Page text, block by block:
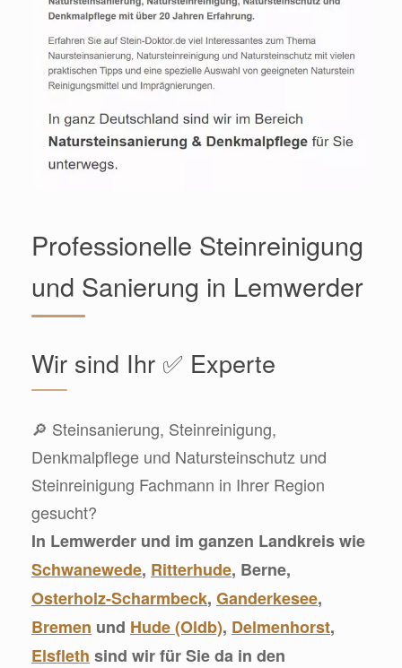
Professionelle Steinreinigung
und Sanierung in Lemwerder
Wir sind Ihr ✅ Experte
🔎 Steinsanierung, Steinreinigung,
Denkmalpflege und Natursteinschutz und
Steinreinigung Fachmann in Ihrer Region
gesucht?
In Lemwerder und im ganzen Landkreis wie
Schwanewede, Ritterhude, Berne,
Osterholz-Scharmbeck, Ganderkesee,
Bremen und Hude (Oldb), Delmenhorst,
Elsfleth sind wir für Sie da in den